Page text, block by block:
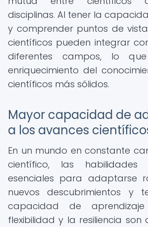
disciplinas. Al tener la
y comprender puntos de
científicos pueden integrar
diferentes campos, lo
enriquecimiento del
científicos más sólidos.
Mayor capacidad de
a los avances
En un mundo en constante
científico, las habilidades
esenciales para adaptarse
nuevos descubrimientos y
capacidad de
flexibilidad y la resiliencia son